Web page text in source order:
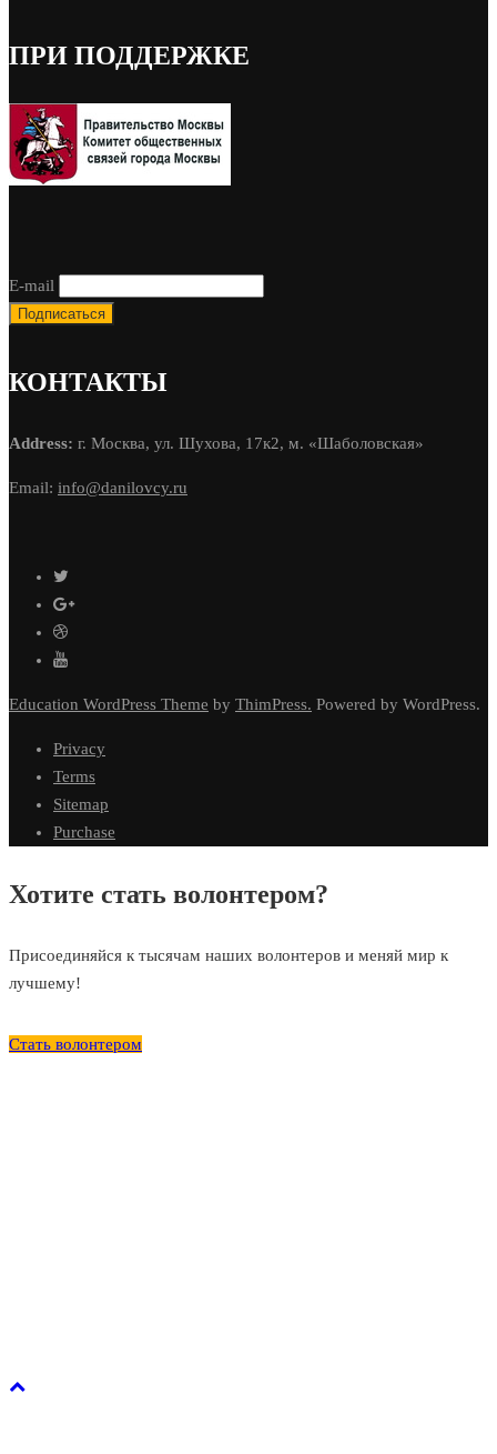
ПРИ ПОДДЕРЖКЕ
E-mail
КОНТАКТЫ
Address: г. Москва, ул. Шухова, 17к2, м. «Шаболовская»
Email: info@danilovcy.ru
Education WordPress Theme by ThimPress. Powered by WordPress.
Privacy
Terms
Sitemap
Purchase
Хотите стать волонтером?
Присоединяйся к тысячам наших волонтеров и меняй мир к
лучшему!
Стать волонтером